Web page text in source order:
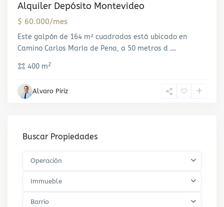
Alquiler Depósito Montevideo
$ 60.000/mes
Este galpón de 164 m² cuadrados está ubicado en
Camino Carlos María de Pena, a 50 metros d ...
400 m2
Alvaro Piriz
Buscar Propiedades
Operación
Immueble
Barrio